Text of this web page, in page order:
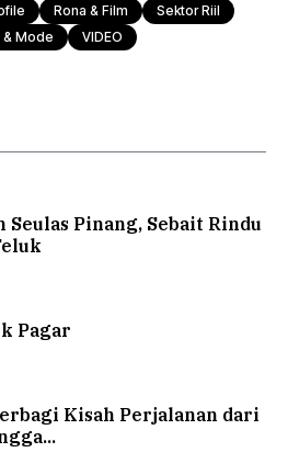
Rona & Film
Sektor Riil
& Mode
VIDEO
Pinang, Sebait Rindu
Pagar
Kisah Perjalanan dari